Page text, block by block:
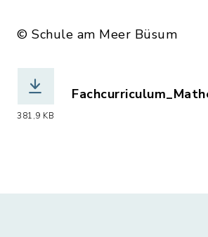
© Schule am Meer Büsum
381,9 KB